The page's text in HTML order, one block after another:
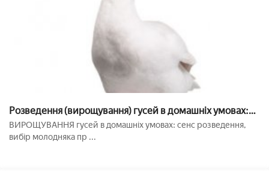
Розведення (вирощування) гусей в домашніх умовах:
корисні поради для початківців
ВИРОЩУВАННЯ гусей в домашніх умовах: сенс розведення,
вибір молодняка пр ...